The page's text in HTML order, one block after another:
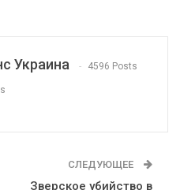
Украина 4596 Posts
СЛЕДУЮЩЕЕ
Зверское убийство в